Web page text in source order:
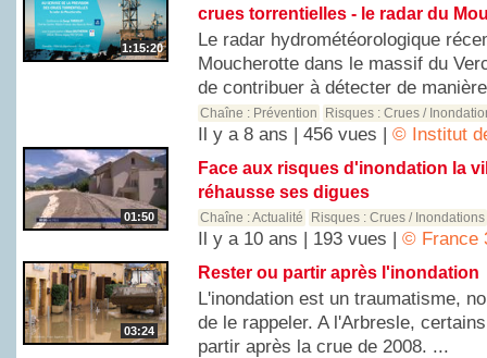
1:15:20
crues torrentielles - le radar du
Le radar hydrométéorologique
Moucherotte dans le massif du
de contribuer à détecter de
Chaîne : Prévention Risques :Crues /
Il y a 8 ans | 456 vues |© Institut
01:50
Face aux risques d'inondation la
réhausse ses digues
Chaîne :Actualité Risques :Crues / Inondations
Il y a 10 ans | 193 vues |© France
03:24
Rester ou partir après l'inondation
L'inondation est un traumatisme,
de le rappeler. A l'Arbresle,
partir après la crue de 2008. ...